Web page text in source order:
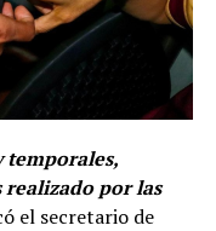
temporales,
realizado por las
el secretario de